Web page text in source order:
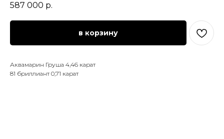
587 000 р.
в корзину
Аквамарин Груша 4,46 карат
81 бриллиант 0,71 карат